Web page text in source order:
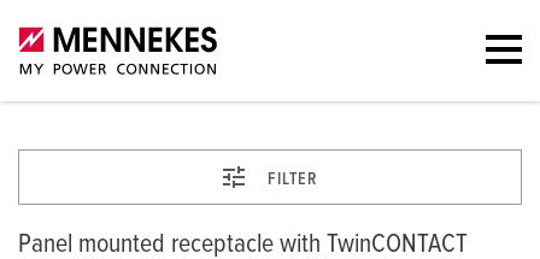
FILTER
Panel mounted receptacle with TwinCONTACT